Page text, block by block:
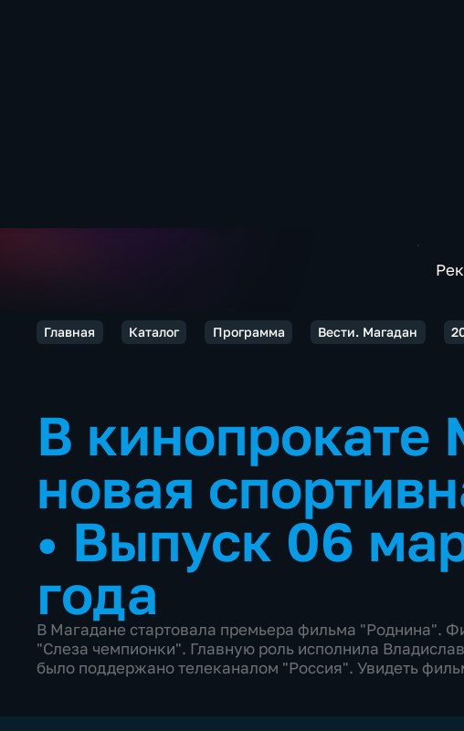
Главная Каталог Программа Вести. Магадан
В кинопрокате
новая
• Выпуск 06
года
В Магадане стартовала премьера фильма "Роднина".
"Слеза чемпионки". Главную роль исполнила
было поддержано телеканалом "Россия". Увидеть